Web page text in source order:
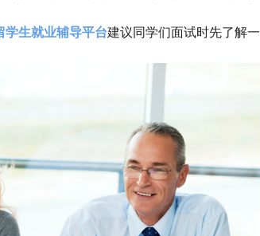
学生就业辅导平台建议同学们面试时先了解一